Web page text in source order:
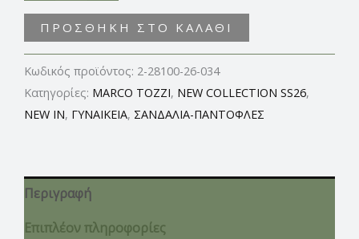
ΠΡΟΣΘΉΚΗ ΣΤΟ ΚΑΛΆΘΙ
Κωδικός προϊόντος: 2-28100-26-034
Κατηγορίες: MARCO TOZZI, NEW COLLECTION SS26,
NEW IN, ΓΥΝΑΙΚΕΙΑ, ΣΑΝΔΑΛΙΑ-ΠΑΝΤΟΦΛΕΣ
Περιγραφή
Επιπλέον πληροφορίες